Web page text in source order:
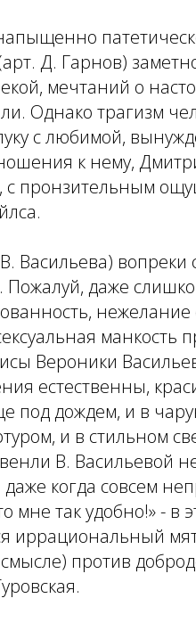
Д. Гарнов)
мечтаний о
Однако трагизм
с любимой,
к нему,
пронзительным
Васильева)
Пожалуй, даже
Вероники
естественны,
под дождем, и в
и в стильном
В. Васильевой
когда совсем
мне так удобно!» -
иррациональный
против